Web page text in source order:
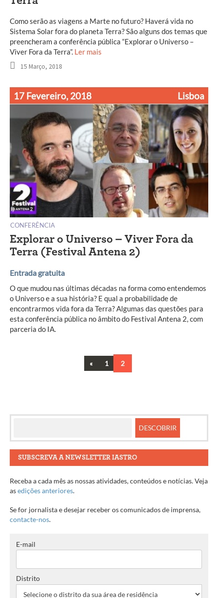
Como serão as viagens a Marte no futuro? Haverá vida no
Sistema Solar fora do planeta Terra? São alguns dos temas que
preencheram a conferência pública “Explorar o Universo –
Viver Fora da Terra”. Ler mais
15 Março, 2018
17 Fevereiro, 2018 Lisboa
CONFERÊNCIA
Explorar o Universo – Viver Fora da
Terra (Festival Antena 2)
Entrada gratuita
O que mudou nas últimas décadas na forma como entendemos
o Universo e a sua história? E qual a probabilidade de
encontrarmos vida fora da Terra? Algumas das questões para
esta conferência pública no âmbito do Festival Antena 2, com
parceria do IA.
artigos
« Previous
1 2
SUBSCREVA A NEWSLETTER IASTRO
Receba a cada mês as nossas atividades, conteúdos e notícias. Veja
asedições anteriores.
Se for jornalista e desejar receber os comunicados de imprensa,
contacte-nos.
E-mail
Distrito